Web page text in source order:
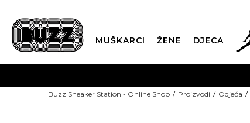
MUŠKARCI ŽENE DJECA
Buzz Sneaker Station - Online Shop Proizvodi Odjeća